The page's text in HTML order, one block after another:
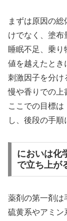
まずは原因の
けでなく、塗布
睡眠不足、乗
値を越えたとき
刺激因子を分け
慢や香りでの上
ここでの目標
し、後段の手順
においは化
で立ち上が
薬剤の第一剤は
硫黄系やアミン